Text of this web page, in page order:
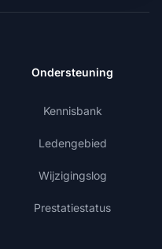
Ondersteuning
Kennisbank
Ledengebied
Wijzigingslog
Prestatiestatus